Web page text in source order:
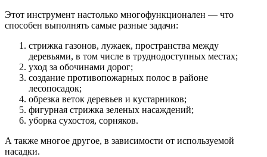
Этот инструмент настолько многофункционален — что
способен выполнять самые разные задачи:
стрижка газонов, лужаек, пространства между
деревьями, в том числе в труднодоступных местах;
уход за обочинами дорог;
создание противопожарных полос в районе
лесопосадок;
обрезка веток деревьев и кустарников;
фигурная стрижка зеленых насаждений;
уборка сухостоя, сорняков.
А также многое другое, в зависимости от используемой
насадки.